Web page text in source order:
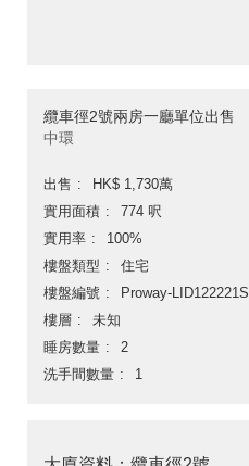
纜車徑2號兩房一廳單位出售
中環
出售
HK$ 1,730萬
實用面積
774 呎
實用率
100%
樓盤類型
住宅
樓盤編號
Proway-LID122221S
樓層
未知
睡房數量
2
洗手間數量
1